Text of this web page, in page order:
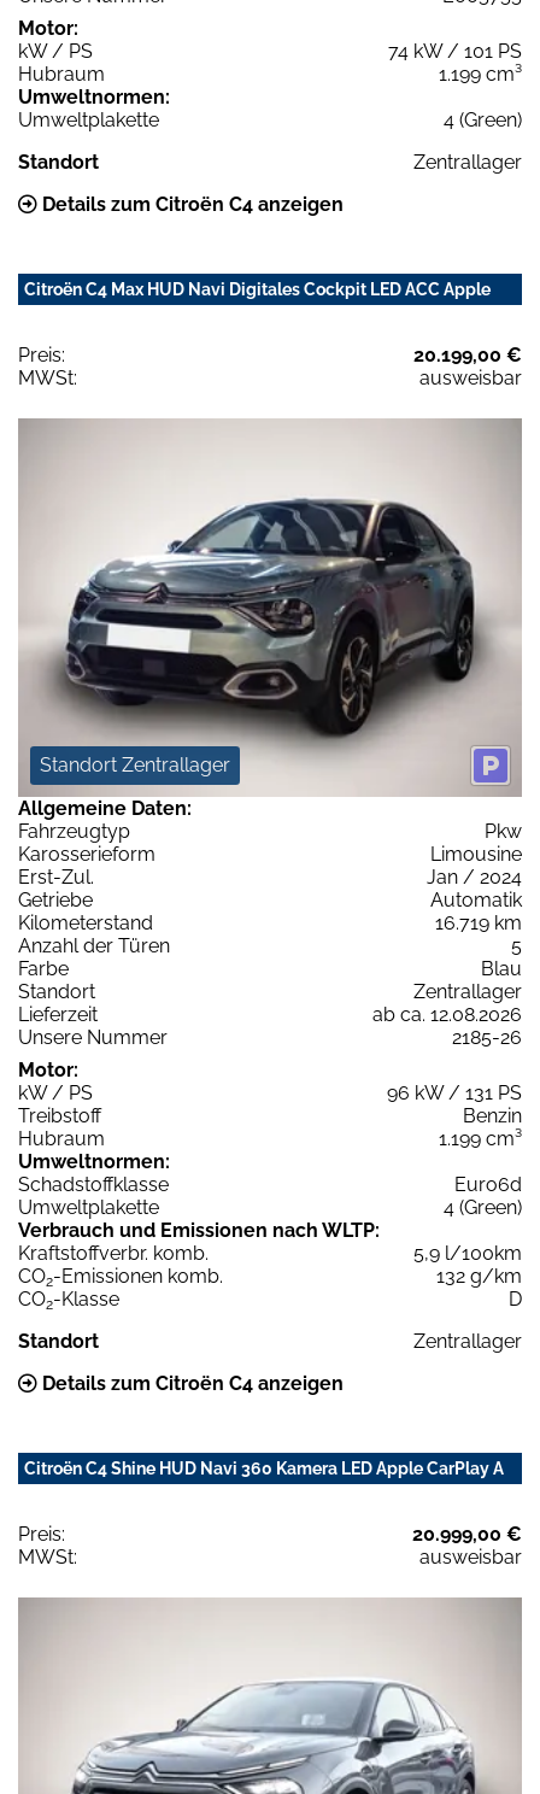
Motor:
kW / PS
74 kW / 101 PS
Hubraum
1.199 cm³
Umweltnormen:
Umweltplakette
4 (Green)
Standort
Zentrallager
Details zum Citroën C4 anzeigen
Citroën C4 Max HUD Navi Digitales Cockpit LED ACC Apple
Preis:
20.199,00 €
MWSt:
ausweisbar
Standort Zentrallager
Allgemeine Daten:
Fahrzeugtyp
Pkw
Karosserieform
Limousine
Erst-Zul.
Jan / 2024
Getriebe
Automatik
Kilometerstand
16.719 km
Anzahl der Türen
5
Farbe
Blau
Standort
Zentrallager
Lieferzeit
ab ca. 12.08.2026
Unsere Nummer
2185-26
Motor:
kW / PS
96 kW / 131 PS
Treibstoff
Benzin
Hubraum
1.199 cm³
Umweltnormen:
Schadstoffklasse
Euro6d
Umweltplakette
4 (Green)
Verbrauch und Emissionen nach WLTP:
Kraftstoffverbr. komb.
5,9 l/100km
CO2-Emissionen komb.
132 g/km
CO2-Klasse
D
Standort
Zentrallager
Details zum Citroën C4 anzeigen
Citroën C4 Shine HUD Navi 360 Kamera LED Apple CarPlay A
Preis:
20.999,00 €
MWSt:
ausweisbar